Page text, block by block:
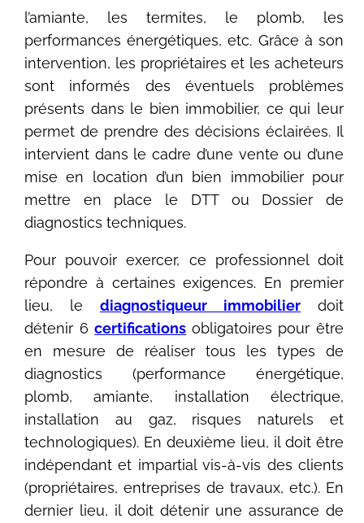
l’amiante, les termites, le plomb, les
performances énergétiques, etc. Grâce à son
intervention, les propriétaires et les acheteurs
sont informés des éventuels problèmes
présents dans le bien immobilier, ce qui leur
permet de prendre des décisions éclairées. Il
intervient dans le cadre d’une vente ou d’une
mise en location d’un bien immobilier pour
mettre en place le DTT ou Dossier de
diagnostics techniques.
Pour pouvoir exercer, ce professionnel doit
répondre à certaines exigences. En premier
lieu, le diagnostiqueur immobilierdoit
détenir 6certifications obligatoires pour être
en mesure de réaliser tous les types de
diagnostics (performance énergétique,
plomb, amiante, installation électrique,
installation au gaz, risques naturels et
technologiques). En deuxième lieu, il doit être
indépendant et impartial vis-à-vis des clients
(propriétaires, entreprises de travaux, etc.). En
dernier lieu, il doit détenir une assurance de